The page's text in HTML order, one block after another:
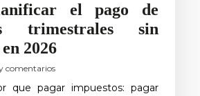
el pago de
trimestrales sin
2026
comentarios
que pagar impuestos: pagar